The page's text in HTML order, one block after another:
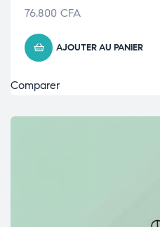
76.800 CFA
AJOUTER AU PANIER
Comparer